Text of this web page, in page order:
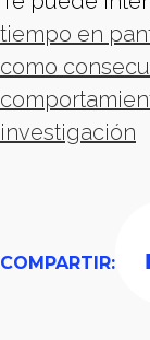
tiempo en
como
investigación
COMPARTIR: